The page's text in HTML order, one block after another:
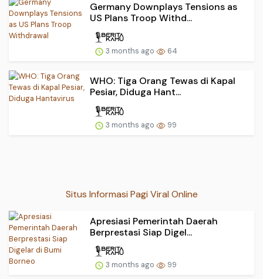
Germany Downplays Tensions as
US Plans Troop Withd...
3 months ago 64
WHO: Tiga Orang Tewas di Kapal
Pesiar, Diduga Hant...
3 months ago 99
Situs Informasi Pagi Viral Online
Apresiasi Pemerintah Daerah
Berprestasi Siap Digel...
3 months ago 99